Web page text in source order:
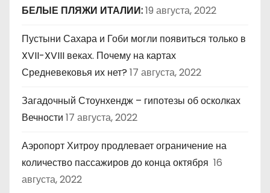
БЕЛЫЕ ПЛЯЖИ ИТАЛИИ:19 августа, 2022
Пустыни Сахара и Гоби могли появиться только в
XVII-XVIII веках. Почему на картах
Средневековья их нет? 17 августа, 2022
Загадочный Стоунхендж – гипотезы об осколках
Вечности 17 августа, 2022
Аэропорт Хитроу продлевает ограничение на
количество пассажиров до конца октября 16
августа, 2022